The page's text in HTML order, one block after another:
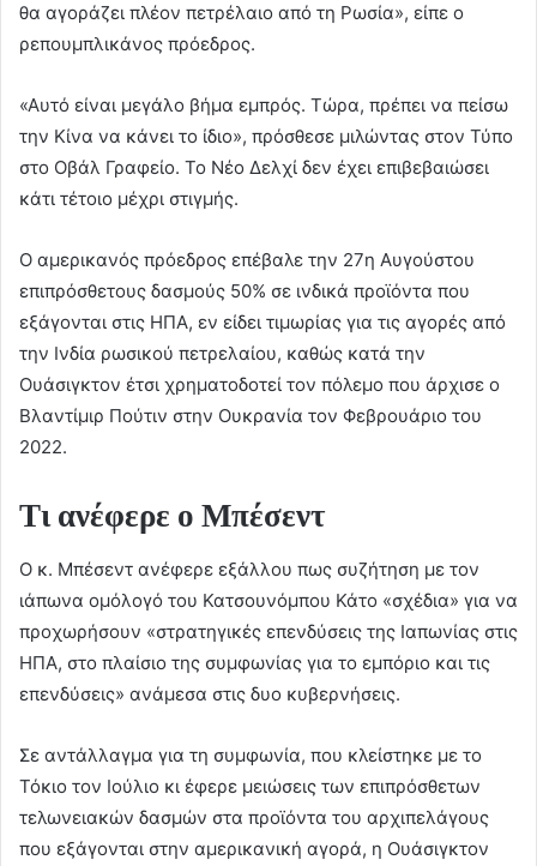
θα αγοράζει πλέον πετρέλαιο από τη Ρωσία», είπε ο
ρεπουμπλικάνος πρόεδρος.
«Αυτό είναι μεγάλο βήμα εμπρός. Τώρα, πρέπει να πείσω
την Κίνα να κάνει το ίδιο», πρόσθεσε μιλώντας στον Τύπο
στο Οβάλ Γραφείο. Το Νέο Δελχί δεν έχει επιβεβαιώσει
κάτι τέτοιο μέχρι στιγμής.
Ο αμερικανός πρόεδρος επέβαλε την 27η Αυγούστου
επιπρόσθετους δασμούς 50% σε ινδικά προϊόντα που
εξάγονται στις ΗΠΑ, εν είδει τιμωρίας για τις αγορές από
την Ινδία ρωσικού πετρελαίου, καθώς κατά την
Ουάσιγκτον έτσι χρηματοδοτεί τον πόλεμο που άρχισε ο
Βλαντίμιρ Πούτιν στην Ουκρανία τον Φεβρουάριο του
2022.
Τι ανέφερε ο Μπέσεντ
Ο κ. Μπέσεντ ανέφερε εξάλλου πως συζήτηση με τον
ιάπωνα ομόλογό του Κατσουνόμπου Κάτο «σχέδια» για να
προχωρήσουν «στρατηγικές επενδύσεις της Ιαπωνίας στις
ΗΠΑ, στο πλαίσιο της συμφωνίας για το εμπόριο και τις
επενδύσεις» ανάμεσα στις δυο κυβερνήσεις.
Σε αντάλλαγμα για τη συμφωνία, που κλείστηκε με το
Τόκιο τον Ιούλιο κι έφερε μειώσεις των επιπρόσθετων
τελωνειακών δασμών στα προϊόντα του αρχιπελάγους
που εξάγονται στην αμερικανική αγορά, η Ουάσιγκτον